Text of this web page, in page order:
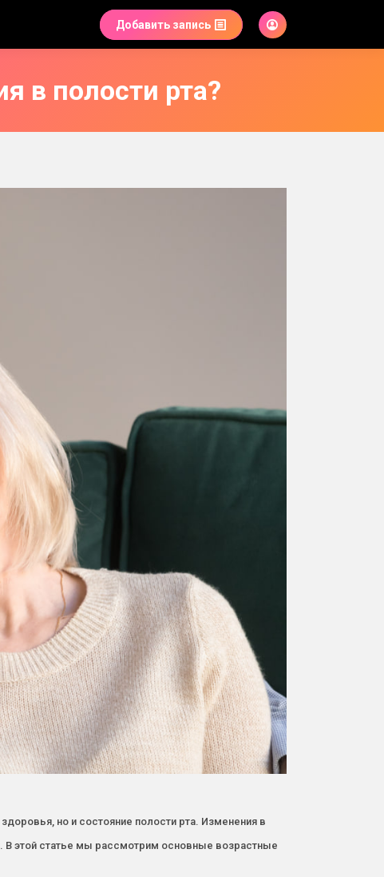
Добавить запись
в полости рта?
но и состояние полости рта. Изменения в
В этой статье мы рассмотрим основные возрастные